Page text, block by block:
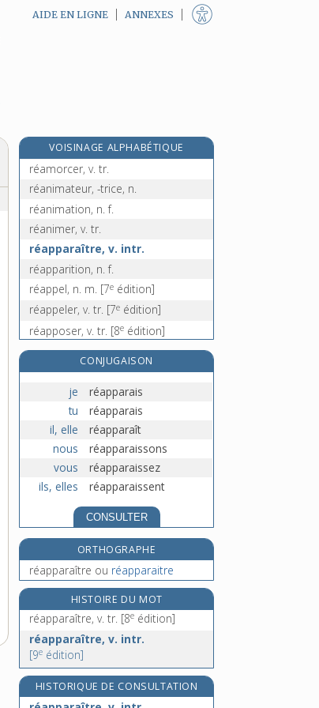
AIDE EN LIGNE ANNEXES
VOISINAGE ALPHABÉTIQUE
réaménager, v. tr.
réamorcer, v. tr.
réanimateur, -trice, n.
réanimation, n. f.
réanimer, v. tr.
réapparaître, v. intr.
réapparition, n. f.
réappel, n. m. [7e édition]
réappeler, v. tr. [7e édition]
réapposer, v. tr. [8e édition]
réapposition, n. f.[8eédition]
réapprendre, v. tr.
réapprovisionnement, n. m.
réapprovisionner, v. tr.
réargenter, v. tr.
CONJUGAISON
je
réapparais
tu
réapparais
il, elle
réapparaît
nous
réapparaissons
vous
réapparaissez
ils, elles
réapparaissent
CONSULTER
ORTHOGRAPHE
réapparaître ou réapparaitre
HISTOIRE DU MOT
réapparaître, v. tr. [8e édition]
réapparaître, v. intr.
[9e édition]
HISTORIQUE DE CONSULTATION